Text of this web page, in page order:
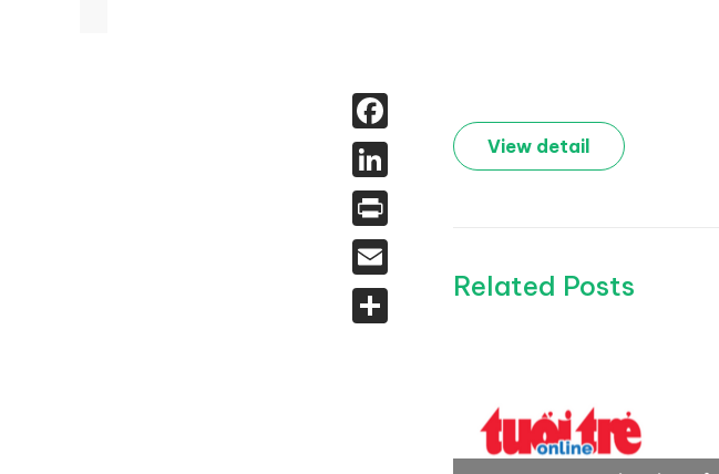
Facebook
LinkedIn
Print
Email
Share
View detail
Related Posts